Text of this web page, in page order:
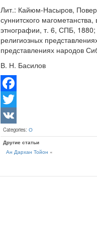
Лит.: Кайюм-Насыров,
суннитского
этнографии, т. 6, СПБ,
религиозных
представлениях народов
В. Н. Басилов
Facebook
Twitter
VK
Categories: О
Другие статьи
Ан Дархан Тойон «